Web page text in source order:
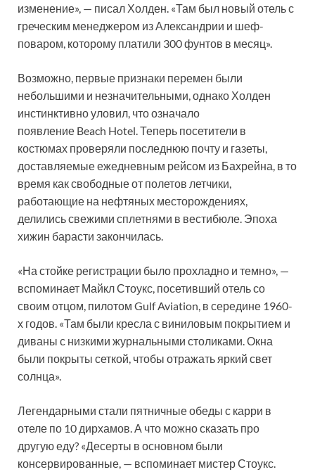
изменение», — писал Холден. «Там был новый отель с
греческим менеджером из Александрии и шеф-
поваром, которому платили 300 фунтов в месяц».
Возможно, первые признаки перемен были
небольшими и незначительными, однако Холден
инстинктивно уловил, что означало
появление Beach Hotel. Теперь посетители в
костюмах проверяли последнюю почту и газеты,
доставляемые ежедневным рейсом из Бахрейна, в то
время как свободные от полетов летчики,
работающие на нефтяных месторождениях,
делились свежими сплетнями в вестибюле. Эпоха
хижин барасти закончилась.
«На стойке регистрации было прохладно и темно», —
вспоминает Майкл Стоукс, посетивший отель со
своим отцом, пилотом Gulf Aviation, в середине 1960-
х годов. «Там были кресла с виниловым покрытием и
диваны с низкими журнальными столиками. Окна
были покрыты сеткой, чтобы отражать яркий свет
солнца».
Легендарными стали пятничные обеды с карри в
отеле по 10 дирхамов. А что можно сказать про
другую еду? «Десерты в основном были
консервированные, — вспоминает мистер Стоукс.